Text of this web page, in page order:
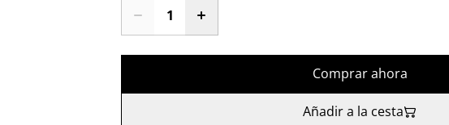
Comprar ahora
Añadir a la cesta